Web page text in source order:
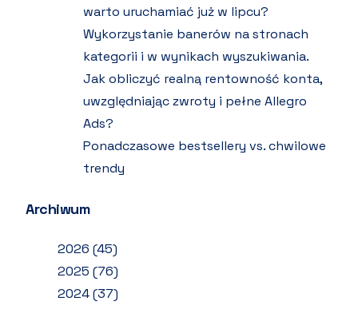
warto uruchamiać już w lipcu?
Wykorzystanie banerów na stronach
kategorii i w wynikach wyszukiwania.
Jak obliczyć realną rentowność konta,
uwzględniając zwroty i pełne Allegro
Ads?
Ponadczasowe bestsellery vs. chwilowe
trendy
Archiwum
2026 (45)
2025 (76)
2024(37)